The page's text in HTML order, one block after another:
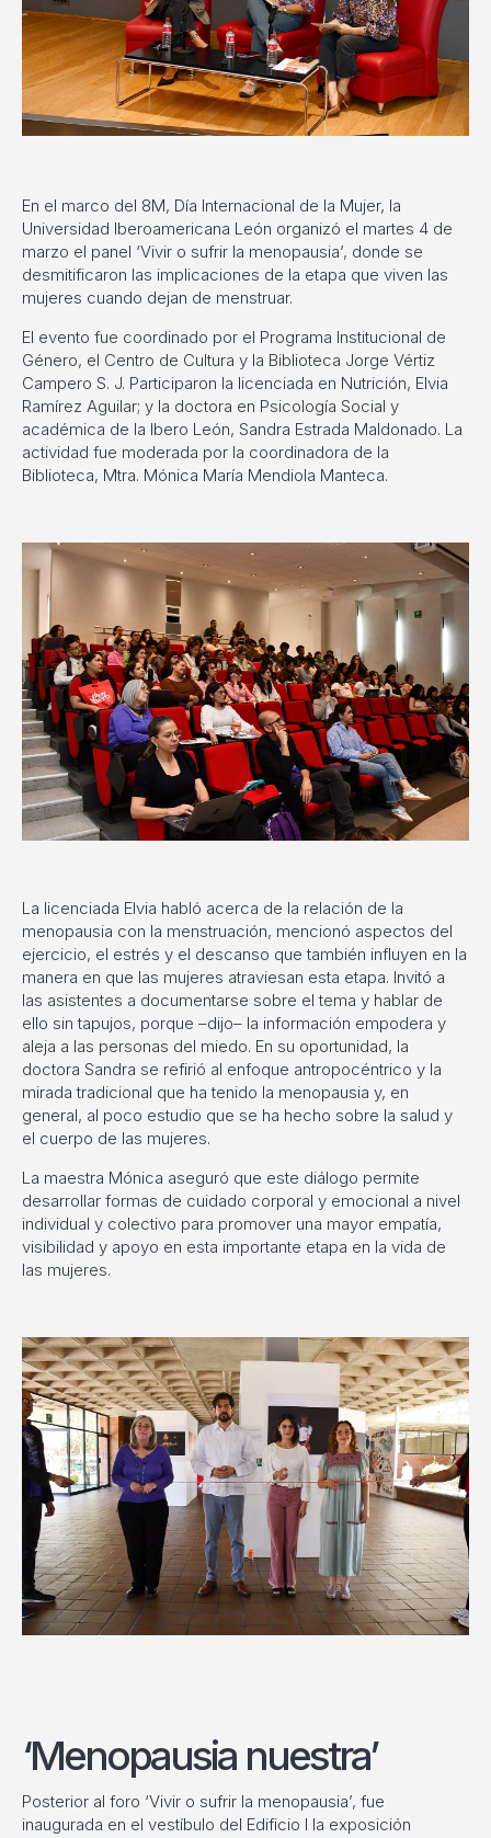
En el marco del 8M, Día Internacional de la Mujer, la
Universidad Iberoamericana León organizó el martes 4 de
marzo el panel ‘Vivir o sufrir la menopausia’, donde se
desmitificaron las implicaciones de la etapa que viven las
mujeres cuando dejan de menstruar.
El evento fue coordinado por el Programa Institucional de
Género, el Centro de Cultura y la Biblioteca Jorge Vértiz
Campero S. J. Participaron la licenciada en Nutrición, Elvia
Ramírez Aguilar; y la doctora en Psicología Social y
académica de la Ibero León, Sandra Estrada Maldonado. La
actividad fue moderada por la coordinadora de la
Biblioteca, Mtra. Mónica María Mendiola Manteca.
La licenciada Elvia habló acerca de la relación de la
menopausia con la menstruación, mencionó aspectos del
ejercicio, el estrés y el descanso que también influyen en la
manera en que las mujeres atraviesan esta etapa. Invitó a
las asistentes a documentarse sobre el tema y hablar de
ello sin tapujos, porque –dijo– la información empodera y
aleja a las personas del miedo. En su oportunidad, la
doctora Sandra se refirió al enfoque antropocéntrico y la
mirada tradicional que ha tenido la menopausia y, en
general, al poco estudio que se ha hecho sobre la salud y
el cuerpo de las mujeres.
La maestra Mónica aseguró que este diálogo permite
desarrollar formas de cuidado corporal y emocional a nivel
individual y colectivo para promover una mayor empatía,
visibilidad y apoyo en esta importante etapa en la vida de
las mujeres.
‘Menopausia nuestra’
Posterior al foro ‘Vivir o sufrir la menopausia’, fue
inaugurada en el vestíbulo del Edificio I la exposición